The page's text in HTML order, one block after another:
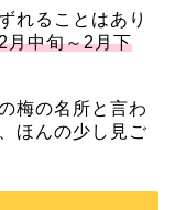
れることはあり
月中旬～2月下
梅の名所と言わ
ほんの少し見ご